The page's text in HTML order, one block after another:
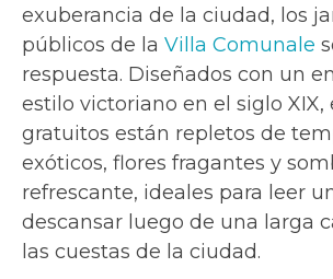
exuberancia de la ciudad, los
públicos de la Villa Comunale
respuesta. Diseñados con un
estilo victoriano en el siglo XIX,
gratuitos están repletos de
exóticos, flores fragantes y
refrescante, ideales para leer
descansar luego de una larga
las cuestas de la ciudad.